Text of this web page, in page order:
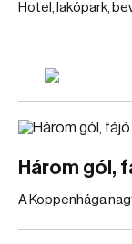
Hotel, lakópark,
Három gól,
A Koppenhága